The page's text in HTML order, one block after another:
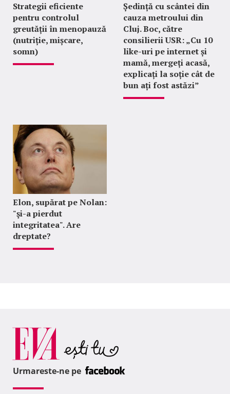
Strategii eficiente
pentru controlul
greutății în menopauză
(nutriție, mișcare,
somn)
Ședință cu scântei din
cauza metroului din
Cluj. Boc, către
consilierii USR: „Cu 10
like-uri pe internet și
mamă, mergeți acasă,
explicați la soție cât de
bun ați fost astăzi”
Elon, supărat pe Nolan:
"şi-a pierdut
integritatea". Are
dreptate?
Urmareste-ne pe